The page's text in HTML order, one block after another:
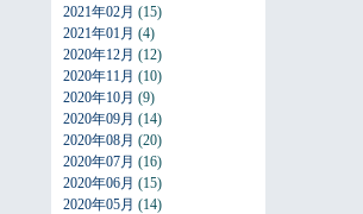
2021年02月 (15)
2021年01月 (4)
2020年12月 (12)
2020年11月 (10)
2020年10月 (9)
2020年09月 (14)
2020年08月 (20)
2020年07月 (16)
2020年06月 (15)
2020年05月 (14)